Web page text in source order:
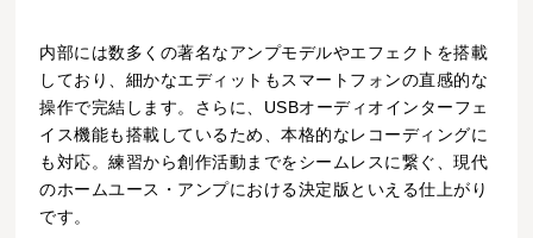
内部には数多くの著名なアンプモデルやエフェクトを搭載
しており、細かなエディットもスマートフォンの直感的な
操作で完結します。さらに、USBオーディオインターフェ
イス機能も搭載しているため、本格的なレコーディングに
も対応。練習から創作活動までをシームレスに繋ぐ、現代
のホームユース・アンプにおける決定版といえる仕上がり
です。